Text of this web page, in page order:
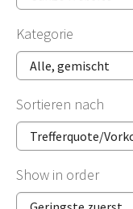
Kategorie
Sortieren nach
Show in order